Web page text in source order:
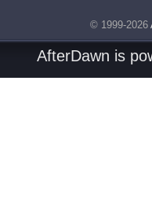
© 1999-2026
AfterDawn is